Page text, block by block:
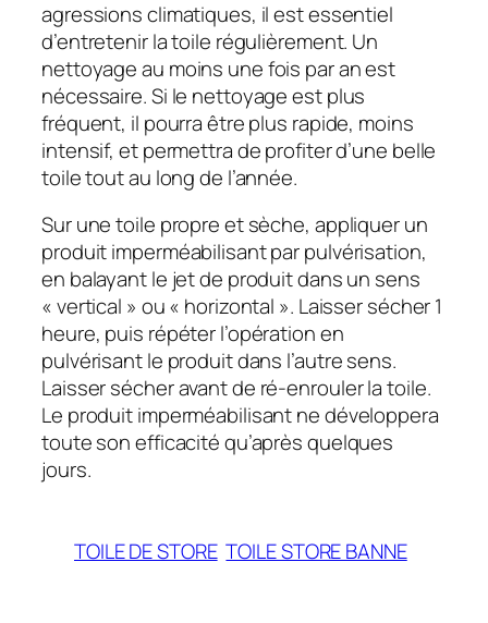
agressions climatiques, il est essentiel
d’entretenir la toile régulièrement. Un
nettoyage au moins une fois par an est
nécessaire. Si le nettoyage est plus
fréquent, il pourra être plus rapide, moins
intensif, et permettra de profiter d’une belle
toile tout au long de l’année.
Sur une toile propre et sèche, appliquer un
produit imperméabilisant par pulvérisation,
en balayant le jet de produit dans un sens
« vertical » ou « horizontal ». Laisser sécher 1
heure, puis répéter l’opération en
pulvérisant le produit dans l’autre sens.
Laisser sécher avant de ré-enrouler la toile.
Le produit imperméabilisant ne développera
toute son efficacité qu’après quelques
jours.
TOILE DE STORE TOILE STORE BANNE